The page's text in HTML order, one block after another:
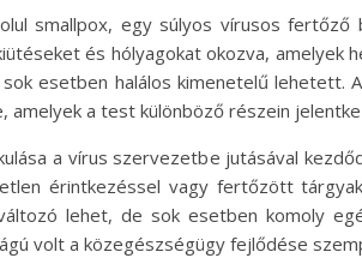
smallpox, egy súlyos vírusos
és hólyagokat okozva,
esetben halálos kimenetelű lehetett.
amelyek a test különböző részein
a vírus szervezetbe jutásával
érintkezéssel vagy fertőzött
lehet, de sok esetben komoly
volt a közegészségügy fejlődése